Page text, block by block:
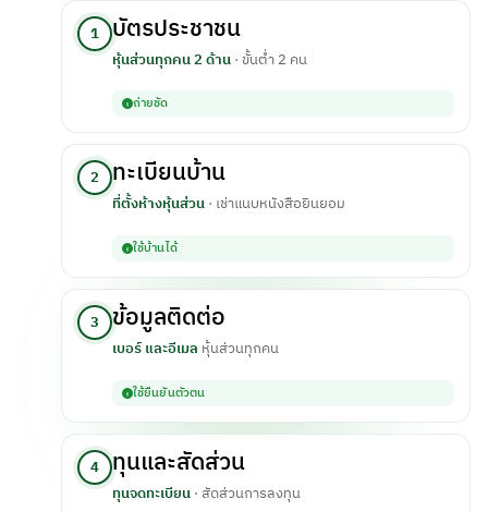
1 บัตรประชาชน
หุ้นส่วนทุกคน 2 ด้าน· ขั้นต่ำ 2 คน
ถ่ายชัด
2 ทะเบียนบ้าน
ที่ตั้งห้างหุ้นส่วน· เช่าแนบหนังสือยินยอม
ใช้บ้านได้
3 ข้อมูลติดต่อ
เบอร์ และอีเมล หุ้นส่วนทุกคน
ใช้ยืนยันตัวตน
4 ทุนและสัดส่วน
ทุนจดทะเบียน· สัดส่วนการลงทุน